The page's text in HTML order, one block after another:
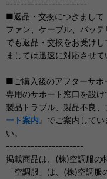
-----------------------
■返品・交換につきまして
ファン、ケーブル、バッ
でも返品・交換をお受け
ましては迅速に対応させ
■ご購入後のアフターサポ
専用のサポート窓口を設け
製品トラブル、製品不良
ート案内』でご案内して
い。
----------------------
掲載商品は、(株)空調服の
「空調服」は、(株)空調